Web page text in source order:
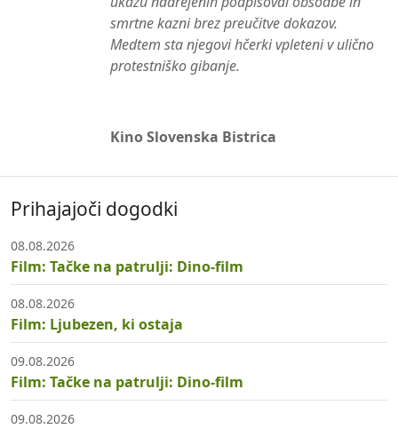
smrtne kazni brez preučitve dokazov.
Medtem sta njegovi hčerki vpleteni v ulično
protestniško gibanje.
Kino Slovenska Bistrica
Prihajajoči dogodki
08.08.2026
Film: Tačke na patrulji: Dino-film
08.08.2026
Film: Ljubezen, ki ostaja
09.08.2026
Film: Tačke na patrulji: Dino-film
09.08.2026